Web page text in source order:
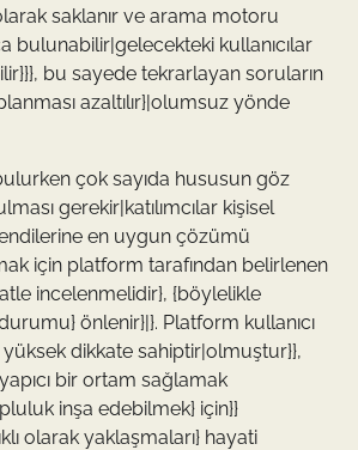
saklanır ve arama motoru
bulunabilir|gelecekteki kullanıcılar
bu sayede tekrarlayan soruların
azaltılır}|olumsuz yönde
çok sayıda hususun göz
gerekir|katılımcılar kişisel
en uygun çözümü
için platform tarafından belirlenen
incelenmelidir}, {böylelikle
önlenir}|}. Platform kullanıcı
dikkate sahiptir|olmuştur}},
bir ortam sağlamak
inşa edebilmek} için}}
olarak yaklaşmaları} hayati